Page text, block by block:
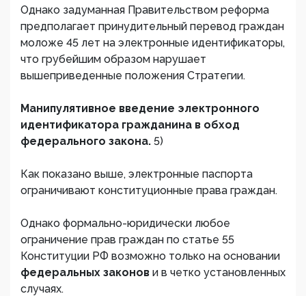
Однако задуманная Правительством реформа
предполагает принудительный перевод граждан
моложе 45 лет на электронные идентификаторы,
что грубейшим образом нарушает
вышеприведенные положения Стратегии.
Манипулятивное введение электронного
идентификатора гражданина в обход
федерального закона. 5)
Как показано выше, электронные паспорта
ограничивают конституционные права граждан.
Однако формально-юридически любое
ограничение прав граждан по статье 55
Конституции РФ возможно только на основании
федеральных законов и в четко установленных
случаях.